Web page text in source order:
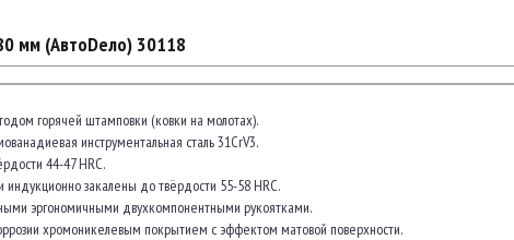
мм (АвтоDело) 30118
горячей штамповки (ковки на молотах).
инструментальная сталь 31CrV3.
44-47 HRC.
закалены до твёрдости 55-58 HRC.
эргономичными двухкомпонентными рукоятками.
хромоникелевым покрытием с эффектом матовой поверхности.